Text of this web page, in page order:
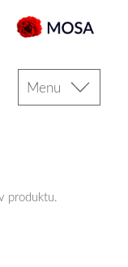
Menu
produktu.